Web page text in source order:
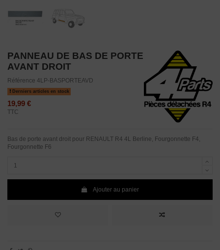
PANNEAU DE BAS DE PORTE
AVANT DROIT
Référence 4LP-BASPORTEAVD
Derniers articles en stock
19,99 €
TTC
Bas de porte avant droit pour RENAULT R4 4L Berline, Fourgonnette F4,
Fourgonnette F6
Ajouter au panier